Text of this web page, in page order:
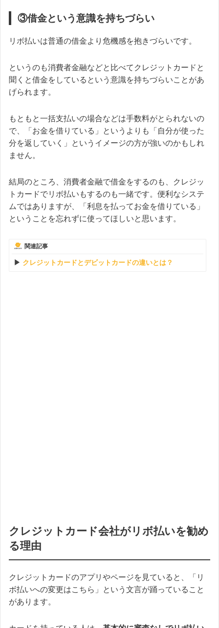
③借金という意識を持ちづらい
リボ払いは普通の借金より危機感を抱きづらいです。
というのも消費者金融などと比べてクレジットカードと
聞くと借金をしているという意識を持ちづらいことがあ
げられます。
もともと一括支払いの場合などは手数料がとられないの
で、「お金を借りている」というよりも「自分が使った
分を返していく」というイメージの方が強いのかもしれ
ません。
結局のところ、消費者金融で借金をするのも、クレジッ
トカードでリボ払いもするのも一緒です。便利なシステ
ムではありますが、「利息を払ってお金を借りている」
ということを忘れずに使ってほしいと思います。
関連記事
クレジットカードとデビットカードの違いとは？
クレジットカード会社がリボ払いを勧め
る理由
クレジットカードのアプリやページを見ていると、「リ
ボ払いへの変更はこちら」という文言が踊っていること
があります。